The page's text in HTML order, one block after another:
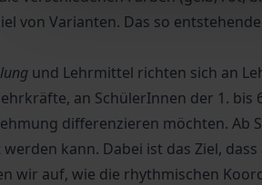
von Varianten. Das so
und Lehrmittel richten sich an
an SchülerInnen der 1. bis
differenzieren möchten. Ab
kann. Dabei ist das Ziel,
wir auf, wie die rhythmischen